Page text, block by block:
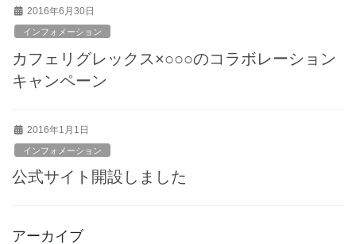
2016年6月30日
インフォメーション
カフェリグレックス×○○○のコラボレーション
キャンペーン
2016年1月1日
インフォメーション
公式サイト開設しました
アーカイブ